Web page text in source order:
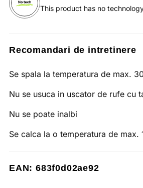
This product has no
Recomandari de intretinere
Se spala la temperatura de max.
Nu se usuca in uscator de rufe cu
Nu se poate inalbi
Se calca la o temperatura de max.
EAN: 683f0d02ae92